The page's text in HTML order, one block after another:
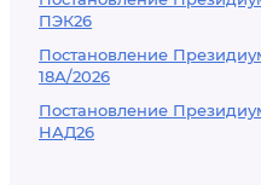
ПЭК26
Постановление
18А/2026
Постановление
НАД26